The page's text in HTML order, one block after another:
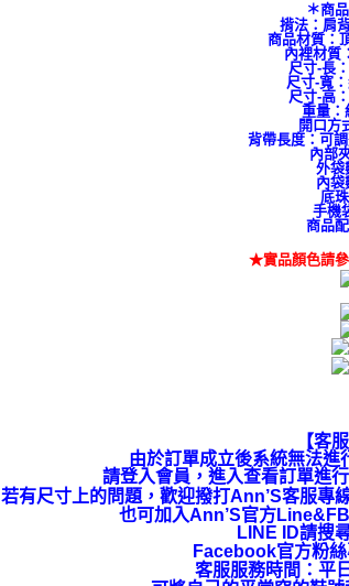
＊商
揹法：肩
商品材質：
內裡材質
尺寸-長
尺寸-寬
尺寸-高
重量：
開口方
背帶長度：可
內部
外袋
內袋
底
手機
商品
★實品顏色請
【客
由於訂單成立後系統無法進
請登入會員，進入查看訂單進
若有尺寸上的問題，歡迎撥打Ann’S客服專
也可加入Ann’S官方
LINE ID請搜
Facebook官方粉
客服服務時間：平